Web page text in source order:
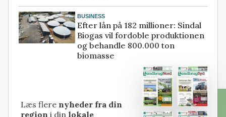
BUSINESS
Efter lån på 182 millioner: Sindal
Biogas vil fordoble produktionen
og behandle 800.000 ton
biomasse
Læs flere nyheder fra din
region i dinlokale